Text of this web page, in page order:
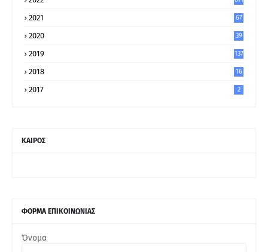
2021
67
2020
39
2019 137
2018 16
2017 2
ΚΑΙΡΟΣ
ΦΟΡΜΑ ΕΠΙΚΟΙΝΩΝΙΑΣ
Όνομα